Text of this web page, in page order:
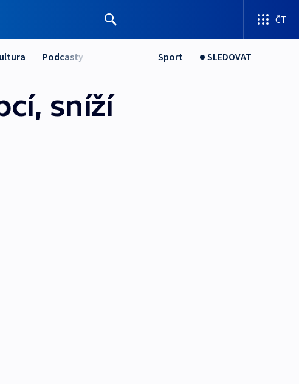
ČT
Podcasty Sport SLEDOVAT
sníží